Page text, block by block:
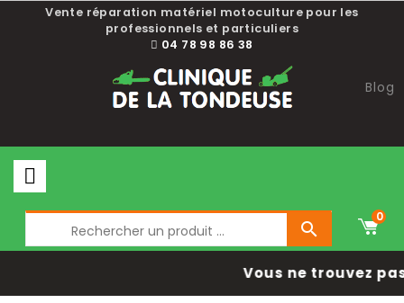
Vente réparation matériel motoculture pour les
professionnels et particuliers
04 78 98 86 38
Blog

0
Vous ne trouvez